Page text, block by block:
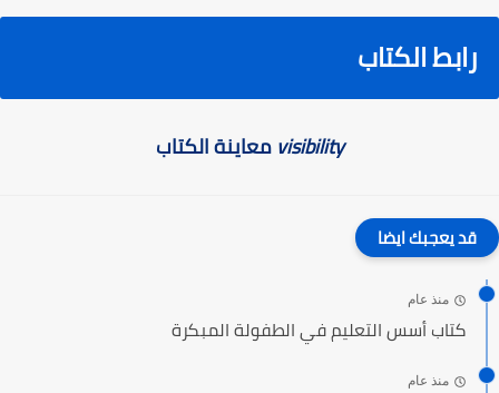
رابط الكتاب
visibilityمعاينة الكتاب
قد يعجبك ايضا
منذ عام
كتاب أسس التعليم في الطفولة المبكرة
منذ عام